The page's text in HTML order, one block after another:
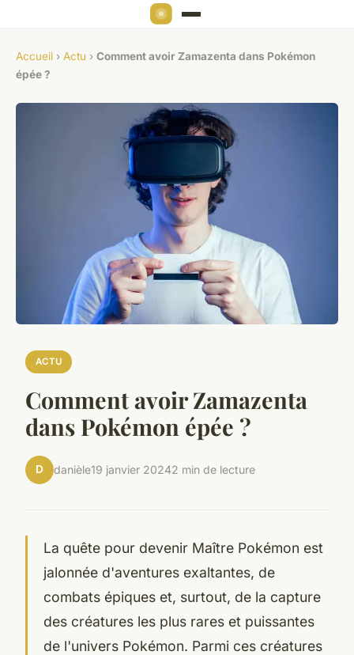
Accueil › Actu › Comment avoir Zamazenta dans Pokémon
épée ?
ACTU
Comment avoir Zamazenta
dans Pokémon épée ?
D danièle19 janvier 20242 min de lecture
La quête pour devenir Maître Pokémon est
jalonnée d'aventures exaltantes, de
combats épiques et, surtout, de la capture
des créatures les plus rares et puissantes
de l'univers Pokémon. Parmi ces créatures